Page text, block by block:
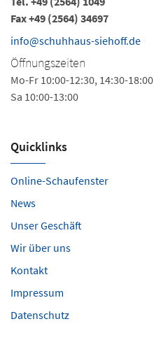
Fax +49 (2564) 34697
info@schuhhaus-siehoff.de
Öffnungszeiten
Mo-Fr 10:00-12:30, 14:30-18:00
Sa 10:00-13:00
Quicklinks
Online-Schaufenster
News
Unser Geschäft
Wir über uns
Kontakt
Impressum
Datenschutz